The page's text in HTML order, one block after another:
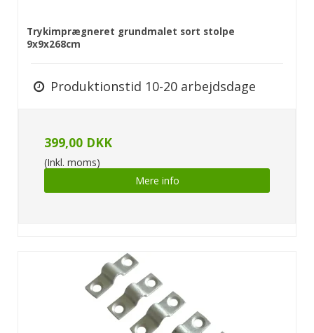
Trykimprægneret grundmalet sort stolpe
9x9x268cm
Produktionstid 10-20 arbejdsdage
399,00 DKK
(Inkl. moms)
Mere info